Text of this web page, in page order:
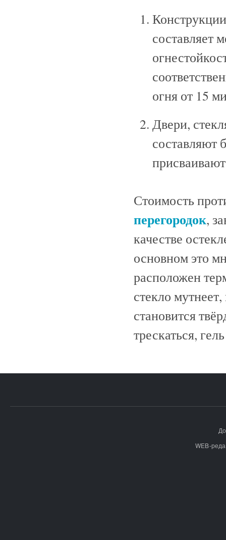
составляет
огня от 15
Двери,
составляют
Стоимость
перегородок,
качестве
основном это
расположен
стекло
становится
трескаться,
WEB-